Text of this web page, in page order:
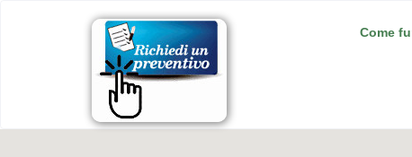
Come